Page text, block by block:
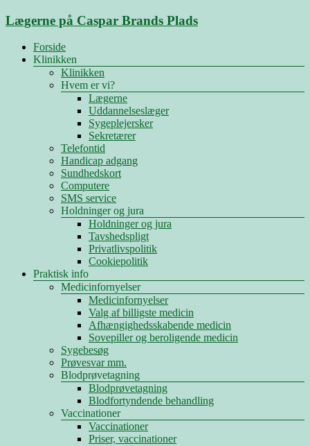
Skip
content
Lægerne på Caspar Brands Plads
Menu
Forside
Klinikken
Klinikken
Hvem er vi?
Lægerne
Uddannelseslæger
Sygeplejersker
Sekretærer
Telefontid
Handicap adgang
Sundhedskort
Computere
SMS service
Holdninger og jura
Holdninger og jura
Tavshedspligt
Privatlivspolitik
Cookiepolitik
Praktisk info
Medicinfornyelser
Medicinfornyelser
Valg af billigste medicin
Afhængighedsskabende medicin
Sovepiller og beroligende medicin
Sygebesøg
Prøvesvar mm.
Blodprøvetagning
Blodprøvetagning
Blodfortyndende behandling
Vaccinationer
Vaccinationer
Priser, vaccinationer